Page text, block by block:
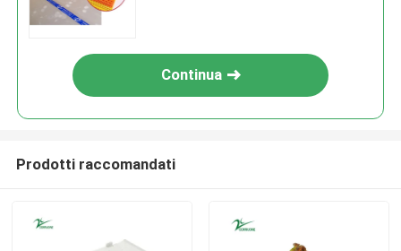
Continua
Prodotti raccomandati